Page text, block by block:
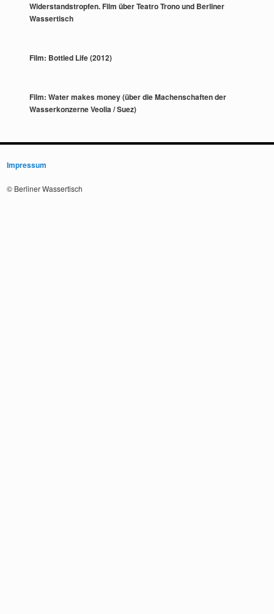
Widerstandstropfen. Film über Teatro Trono und Berliner
Wassertisch
Film: Bottled Life (2012)
Film: Water makes money (über die Machenschaften der
Wasserkonzerne Veolia / Suez)
Impressum
© Berliner Wassertisch